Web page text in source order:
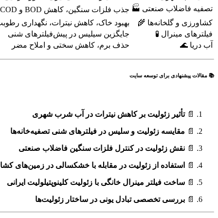
تصفیه فاضلاب صنعتی 🏭 جذب فلزات سنگین، کاهش BOD و COD
کشاورزی و گلخانه‌ها 🌾
بهبود خاک، کاهش نیترات، نگهداری
فیلترهای مینرال 🧪
جایگزین سیلیس در پیش‌فیلترهای شنی
آب دریا 🌊
حذف برم، کاهش سختی و املاح مضر
📚 مقالات پیشنهادی برای توسعه سایت
📄تأثیر زئولیت بر کاهش نیترات در آب شرب شهری
📄 مقایسه زئولیت و سلیس در فیلترهای شنی تصفیه‌خانه‌ها
📄 نقش زئولیت در کنترل فلزات سنگین فاضلاب صنعتی
📄 استفاده از زئولیت در مقابله با خشکسالی در زمین‌های
📄 ساخت فیلتر مینرال خانگی با زئولیت کلینوپتیلولیت ایرانی
📄 بررسی تخصصی تبادل یونی در ساختار زئولیت‌ها